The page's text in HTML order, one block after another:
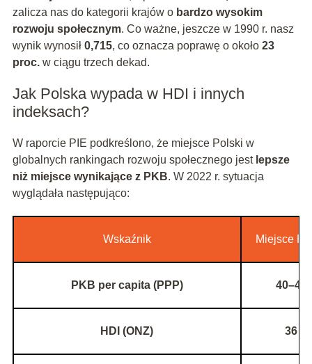
zalicza nas do kategorii krajów o bardzo wysokim
rozwoju społecznym. Co ważne, jeszcze w 1990 r. nasz
wynik wynosił 0,715, co oznacza poprawę o około 23
proc.w ciągu trzech dekad.
Jak Polska wypada w HDI i innych
indeksach?
W raporcie PIE podkreślono, że miejsce Polski w
globalnych rankingach rozwoju społecznego jest lepsze
niż miejsce wynikające z PKB. W 2022 r. sytuacja
wyglądała następująco:
Wskaźnik Miejsce
PKB per capita (PPP) 40–41
HDI (ONZ) 36